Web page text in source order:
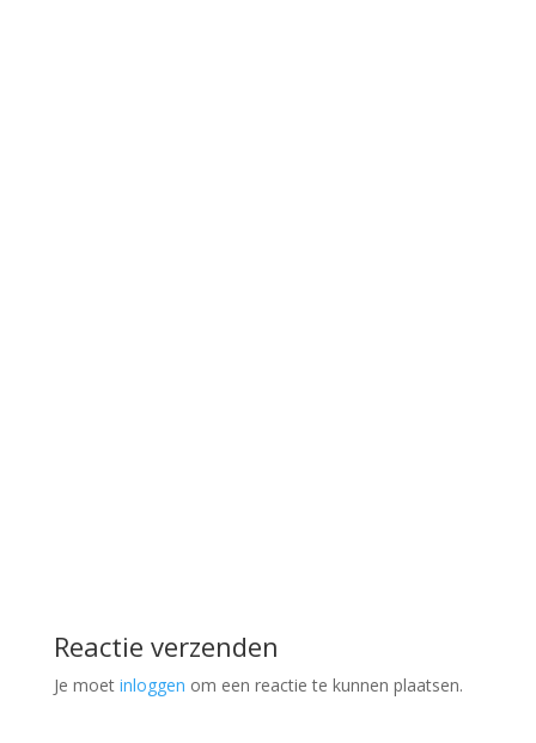
Reactie verzenden
Je moet inloggen om een reactie te kunnen plaatsen.